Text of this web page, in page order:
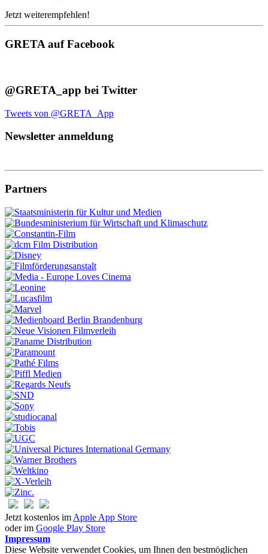
Jetzt weiterempfehlen!
GRETA auf Facebook
@GRETA_app bei Twitter
Tweets von @GRETA_App
Newsletter anmeldung
Partners
Jetzt kostenlos im Apple App Store
oder im Google Play Store
Impressum
Diese Website verwendet Cookies, um Ihnen den bestmöglichen